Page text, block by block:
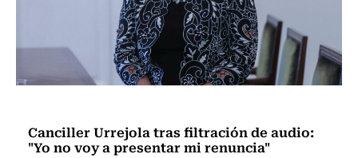
Canciller Urrejola tras filtración de audio:
"Yo no voy a presentar mi renuncia"